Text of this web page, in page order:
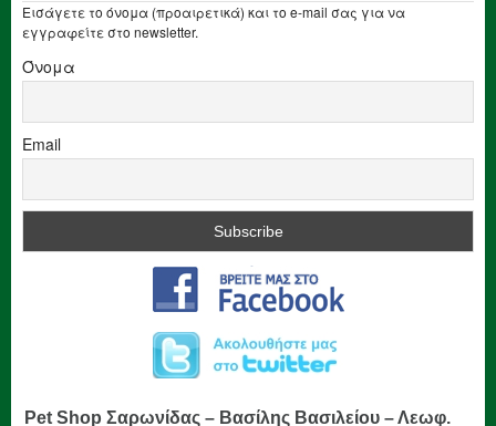
Εισάγετε το όνομα (προαιρετικά) και το e-mail σας για να
εγγραφείτε στο newsletter.
Όνομα
Email
Pet Shop Σαρωνίδας – Βασίλης Βασιλείου – Λεωφ.